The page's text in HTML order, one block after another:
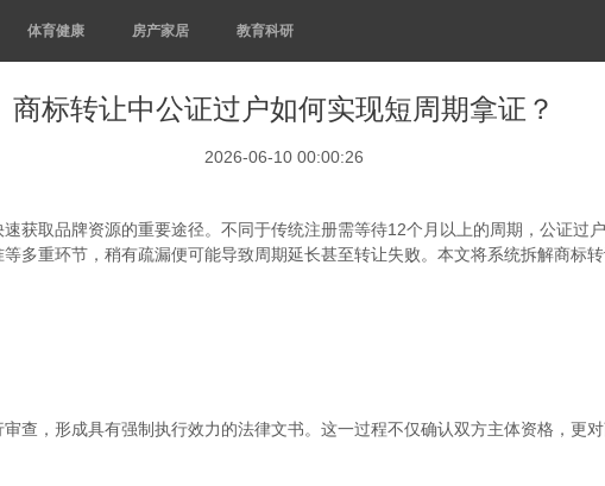
体育健康 房产家居 教育科研
商标转让中公证过户如何实现短周期拿证？
2026-06-10 00:00:26
获取品牌资源的重要途径。不同于传统注册需等待12个月以上的周期，公证过
多重环节，稍有疏漏便可能导致周期延长甚至转让失败。本文将系统拆解商标
查，形成具有强制执行效力的法律文书。这一过程不仅确认双方主体资格，更